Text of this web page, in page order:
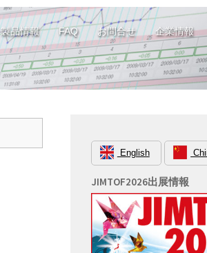
製品情報 FAQ お問合せ 企業情報
English
JIMTOF2026出展情報